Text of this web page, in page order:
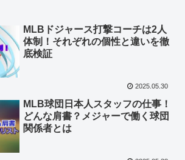
MLBドジャース打撃コーチは2人
体制！それぞれの個性と違いを徹
底検証
2025.05.30
MLB球団日本人スタッフの仕事！
どんな肩書？メジャーで働く球団
関係者とは